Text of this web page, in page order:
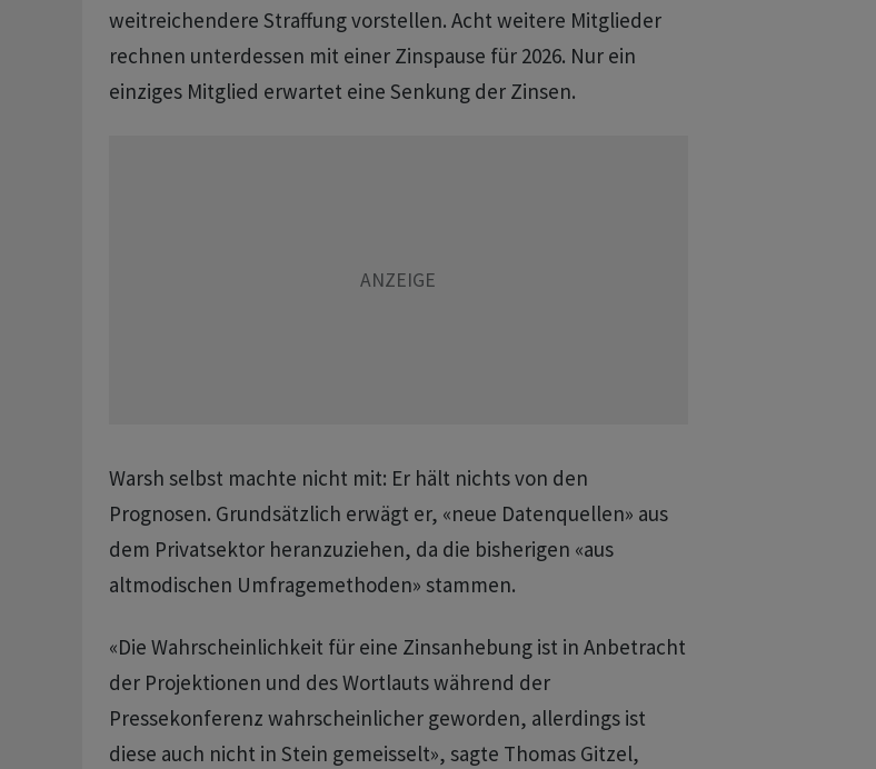
weitreichendere Straffung vorstellen. Acht weitere Mitglieder
rechnen unterdessen mit einer Zinspause für 2026. Nur ein
einziges Mitglied erwartet eine Senkung der Zinsen.
Warsh selbst machte nicht mit: Er hält nichts von den
Prognosen. Grundsätzlich erwägt er, «neue Datenquellen» aus
dem Privatsektor heranzuziehen, da die bisherigen «aus
altmodischen Umfragemethoden» stammen.
«Die Wahrscheinlichkeit für eine Zinsanhebung ist in Anbetracht
der Projektionen und des Wortlauts während der
Pressekonferenz wahrscheinlicher geworden, allerdings ist
diese auch nicht in Stein gemeisselt», sagte Thomas Gitzel,